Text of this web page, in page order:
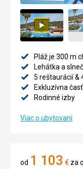
Pláž je 300 m
Lehátka a
5 reštaurácií &
Exkluzívna
Rodinné izby
Viac o ubytovaní
od 1 103 € za